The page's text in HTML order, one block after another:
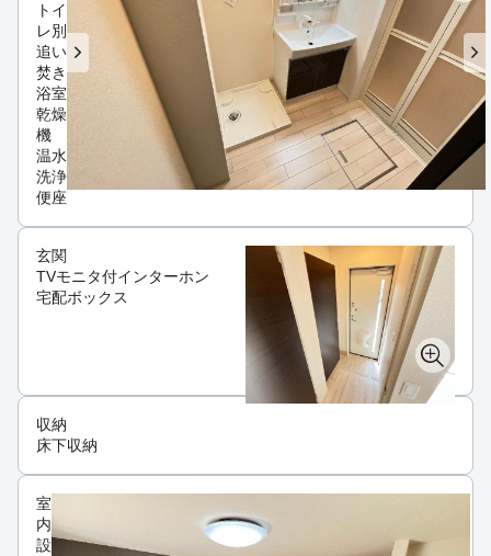
トイ
レ別
追い
焚き
浴室
乾燥
機
温水
洗浄
便座
玄関
TVモニタ付インターホン
宅配ボックス
収納
床下収納
室
内
設